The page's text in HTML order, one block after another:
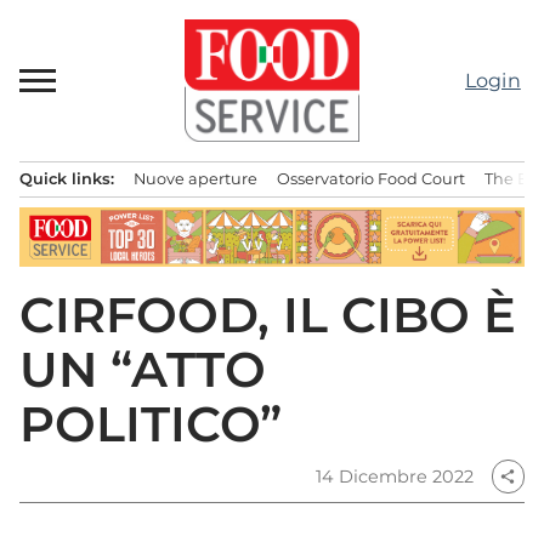
contenuto
Login
principale
Quick links: Nuove aperture Osservatorio Food Court The
CIRFOOD, IL CIBO È
UN “ATTO
POLITICO”
14 Dicembre 2022 share